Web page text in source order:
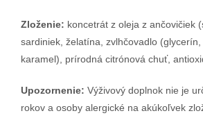
Zloženie: koncetrát z oleja z ančovičiek
sardiniek, želatína, zvlhčovadlo
karamel), prírodná citrónová chuť,
Upozornenie: Výživový doplnok nie je
rokov a osoby alergické na akúkoľvek